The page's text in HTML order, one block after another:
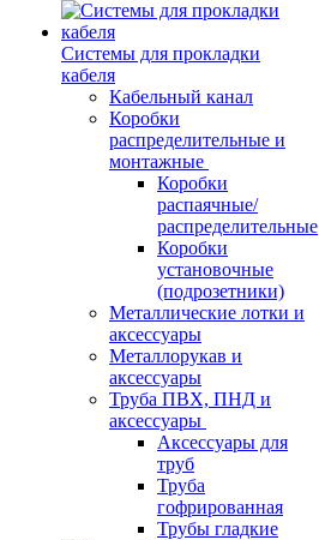
Системы для прокладки
кабеля
Кабельный канал
Коробки
распределительные и
монтажные
Коробки
распаячные/
распределительные
Коробки
установочные
(подрозетники)
Металлические лотки и
аксессуары
Металлорукав и
аксессуары
Труба ПВХ, ПНД и
аксессуары
Аксессуары для
труб
Труба
гофрированная
Трубы гладкие